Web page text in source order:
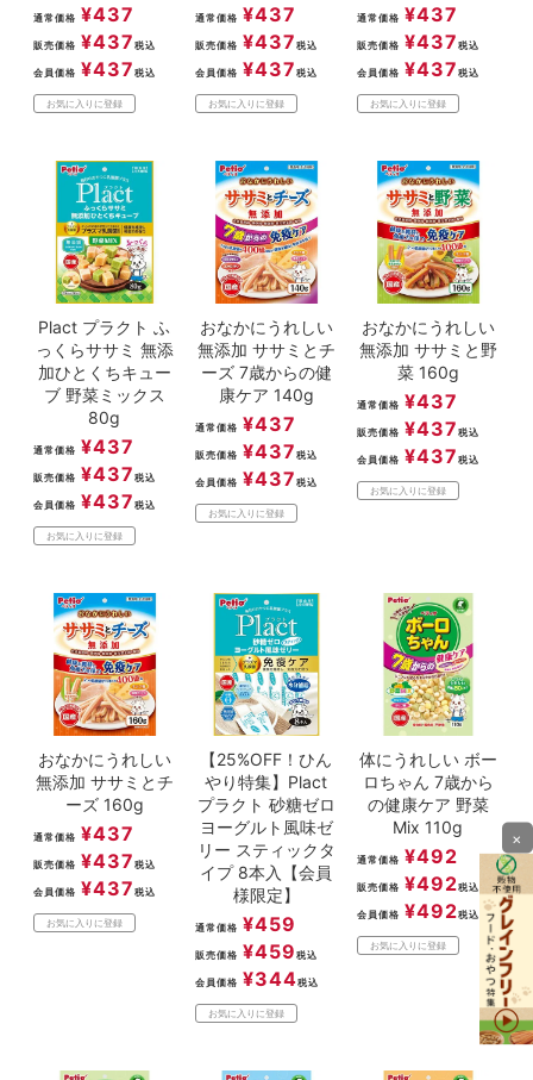
通常価格 ¥437
販売価格 ¥437 税込
会員価格 ¥437 税込
お気に入りに登録
通常価格 ¥437
販売価格 ¥437 税込
会員価格 ¥437 税込
お気に入りに登録
通常価格 ¥437
販売価格 ¥437 税込
会員価格 ¥437 税込
お気に入りに登録
Plact プラクト ふ
っくらササミ 無添
加ひとくちキュー
ブ 野菜ミックス
80g
通常価格 ¥437
販売価格 ¥437 税込
会員価格 ¥437 税込
お気に入りに登録
おなかにうれしい
無添加 ササミとチ
ーズ 7歳からの健
康ケア 140g
通常価格 ¥437
販売価格 ¥437 税込
会員価格 ¥437 税込
お気に入りに登録
おなかにうれしい
無添加 ササミと野
菜 160g
通常価格 ¥437
販売価格 ¥437 税込
会員価格 ¥437 税込
お気に入りに登録
おなかにうれしい
無添加 ササミとチ
ーズ 160g
通常価格 ¥437
販売価格 ¥437 税込
会員価格 ¥437 税込
お気に入りに登録
【25%OFF！ひん
やり特集】Plact
プラクト 砂糖ゼロ
ヨーグルト風味ゼ
リー スティックタ
イプ 8本入【会員
様限定】
通常価格 ¥459
販売価格 ¥459 税込
会員価格 ¥344税込
お気に入りに登録
体にうれしい ボー
ロちゃん 7歳から
の健康ケア 野菜
Mix 110g
通常価格 ¥492
販売価格 ¥492税込
会員価格 ¥492税込
お気に入りに登録
×